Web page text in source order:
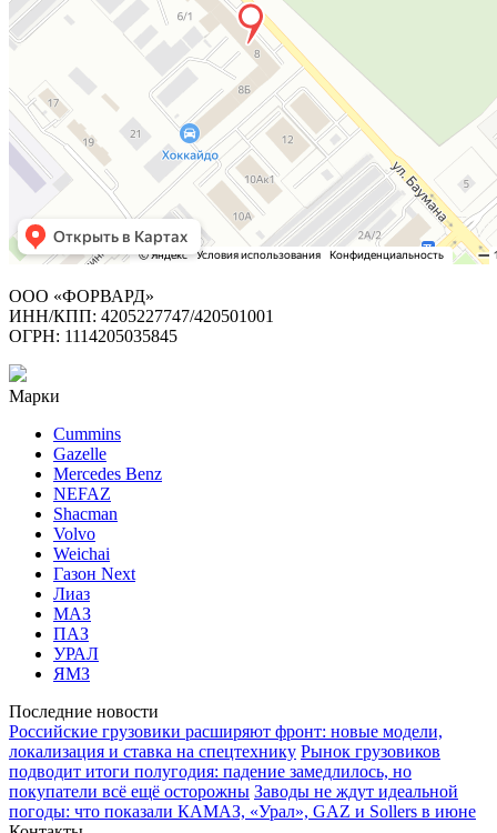
ООО «ФОРВАРД»
ИНН/КПП: 4205227747/420501001
ОГРН: 1114205035845
Марки
Cummins
Gazelle
Mercedes Benz
NEFAZ
Shacman
Volvo
Weichai
Газон Next
Лиаз
МАЗ
ПАЗ
УРАЛ
ЯМЗ
Последние новости
Российские грузовики расширяют фронт: новые модели,
локализация и ставка на спецтехнику Рынок грузовиков
подводит итоги полугодия: падение замедлилось, но
покупатели всё ещё осторожны Заводы не ждут идеальной
погоды: что показали КАМАЗ, «Урал», GAZ и Sollers в июне